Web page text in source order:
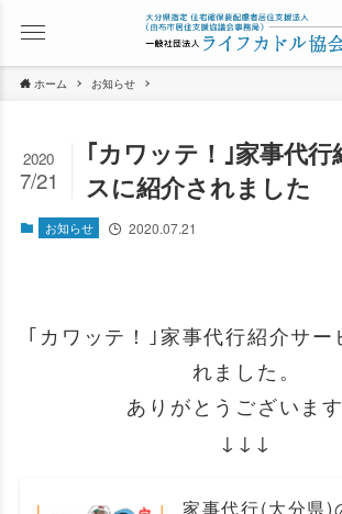
ホーム お知らせ
｢カワッテ！｣家事代
スに紹介されました
2020
7/21
お知らせ 2020.07.21
｢カワッテ！｣家事代行紹介サー
れました。
ありがとうございます
↓↓↓
家事代行(大分県)